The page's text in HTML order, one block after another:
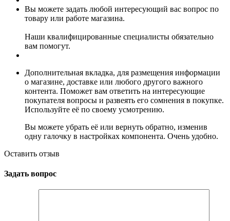
Вы можете задать любой интересующий вас вопрос по
товару или работе магазина.
Наши квалифицированные специалисты обязательно
вам помогут.
Дополнительная вкладка, для размещения информации
о магазине, доставке или любого другого важного
контента. Поможет вам ответить на интересующие
покупателя вопросы и развеять его сомнения в покупке.
Используйте её по своему усмотрению.
Вы можете убрать её или вернуть обратно, изменив
одну галочку в настройках компонента. Очень удобно.
Оставить отзыв
Задать вопрос